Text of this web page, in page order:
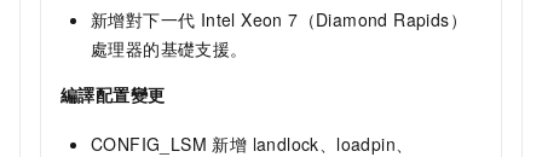
新增對下一代 Intel Xeon 7（Diamond Rapids）
處理器的基礎支援。
編譯配置變更
CONFIG_LSM 新增 landlock、loadpin、